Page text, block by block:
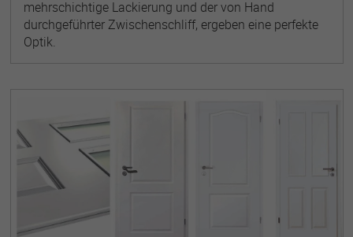
mehrschichtige Lackierung und der von Hand
durchgeführter Zwischenschliff, ergeben eine perfekte
Optik.